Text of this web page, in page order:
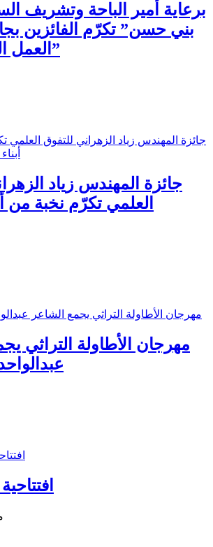
برعاية أمير الباحة وتشريف
بني حسن” تكرّم الفائزين
العمل التطوعي 4”
جائزة المهندس زياد
العلمي تكرّم نخبة من
مهرجان الأطاولة التراثي
افتتاحية